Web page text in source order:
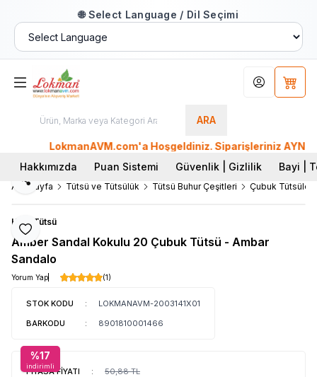
🌐 Select Language / Dil Seçimi
ARA
Hesabım
LokmanAVM.com'a Hoşgeldiniz. Siparişleriniz AYNI
Hakkımızda
Puan Sistemi Güvenlik | Gizlilik Bayi |
Ana Sayfa Tütsü ve Tütsülük Tütsü Buhur Çeşitleri Çubuk Tütsüler
Favoriye Ekle
Paylaş
Hem Tütsü
Amber Sandal Kokulu 20 Çubuk Tütsü - Ambar
Sandalo
Yorum Yap (1)
STOK KODU :
LOKMANAVM-2003141X01
BARKODU
: 8901810001466
%17
indirimli
PİYASA FİYATI : 50,88TL